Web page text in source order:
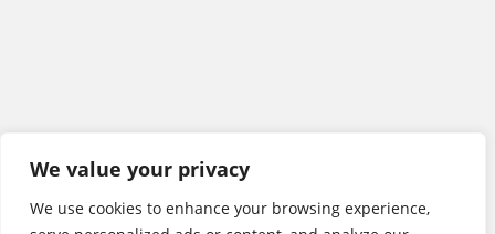
We value your privacy
We use cookies to enhance your browsing experience,